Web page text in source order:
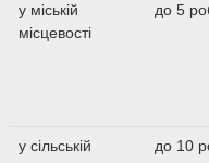
у міській
місцевості
до 5
у сільській
до 10